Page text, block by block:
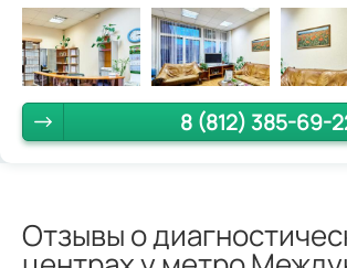
8 (812) 385-69-
Отзывы о